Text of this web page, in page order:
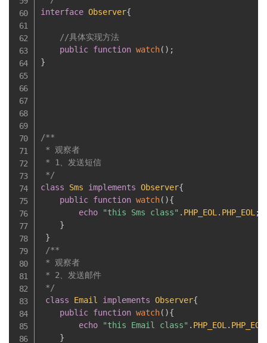
interface Observer{
//具体实现方法
public function watch( ) ;
}
/**
* 观察者
* 1、发送短信
*/
class
Sms implements Observer{
public function watch( ){
echo
"this Sms class" . PHP_EOL . PHP_EOL ;
}
}
/**
* 观察者
* 2、发送邮件
*/
class
Email implements Observer{
public function watch( ){
echo
"this Email class" . PHP_EOL . PHP_EOL
}